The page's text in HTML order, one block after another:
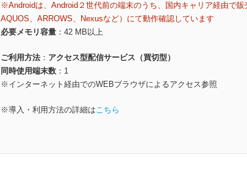
※Androidは、Android２世代前の端末のうち、国内キャリア経由で
AQUOS、ARROWS、Nexusなど）にて動作確認しています
必要メモリ容量
42 MB以上
ご利用方法
アクセス型配信サービス（買切型）
同時使用端末数
1
※インターネット経由でのWEBブラウザによるアクセス参照
※導入・利用方法の詳細はこちら